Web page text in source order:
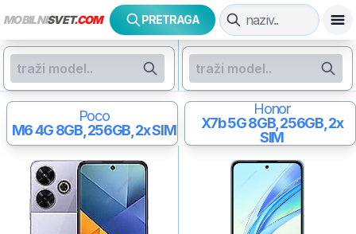
MOBILNISVET.COM PRETRAGA
Poco
M6 4G8GB, 256GB, 2x SIM
Honor
X7b 5G8GB, 256GB, 2x
SIM